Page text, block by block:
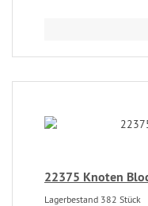
22375 Knoten
Lagerbestand 382 Stück